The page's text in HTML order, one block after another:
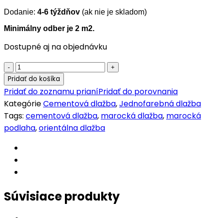
Dodanie: 4-6 týždňov (ak nie je skladom)
Minimálny odber je 2 m2.
Dostupné aj na objednávku
Cementová
jednofarebná
dlažba
P35
quantity
Pridať do košíka
Pridať do zoznamu prianíPridať do porovnania
KategórieCementová dlažba,Jednofarebná dlažba
Tags: cementová dlažba, marocká dlažba, marocká
podlaha,orientálna dlažba
Súvisiace produkty